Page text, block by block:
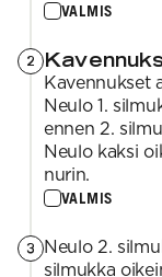
VALMIS
2
Kavennukset
Neulo 1.
ennen 2.
Neulo kaksi
nurin.
VALMIS
3 Neulo 2.
silmukka